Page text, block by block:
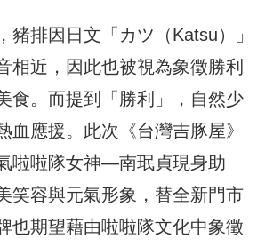
豬排因日文「カツ（Katsu）」
相近，因此也被視為象徵勝利
食。而提到「勝利」，自然少
血應援。此次《台灣吉豚屋》
啦啦隊女神—南珉貞現身助
笑容與元氣形象，替全新門市
也期望藉由啦啦隊文化中象徵